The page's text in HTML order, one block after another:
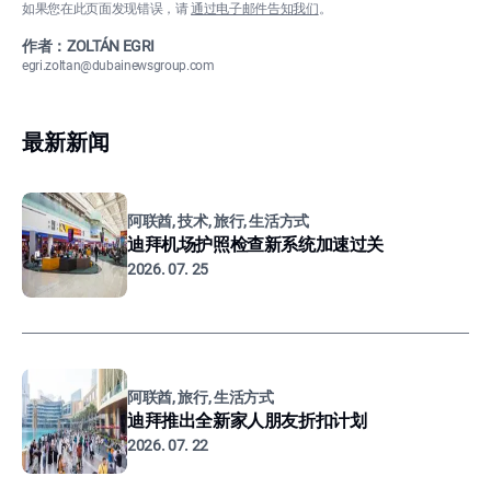
如果您在此页面发现错误，请通过电子邮件告知我们。
作者：ZOLTÁN EGRI
egri.zoltan@dubainewsgroup.com
最新新闻
阿联酋, 技术, 旅行, 生活方式
迪拜机场护照检查新系统加速过关
2026. 07. 25
阿联酋, 旅行, 生活方式
迪拜推出全新家人朋友折扣计划
2026. 07. 22